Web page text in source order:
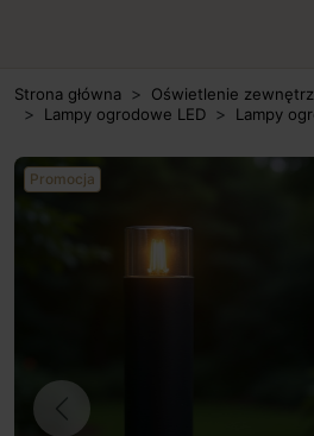
Strona główna
Oświetlenie
Lampy ogrodowe LED
Lampy
Promocja
Previous